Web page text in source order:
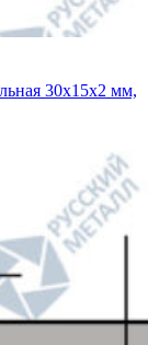
30х15х2 мм,